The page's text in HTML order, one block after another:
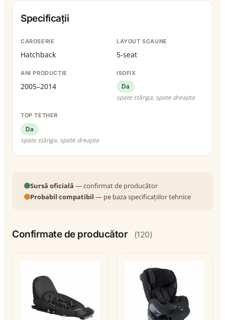
Specificații
CAROSERIE
Hatchback
LAYOUT SCAUNE
5-seat
ANI PRODUCȚIE
2005–2014
ISOFIX
Da
spate stânga, spate dreapta
TOP TETHER
Da
spate stânga, spate dreapta
Sursă oficială — confirmat de producător
Probabil compatibil — pe baza specificațiilor tehnice
Confirmate de producător (120)